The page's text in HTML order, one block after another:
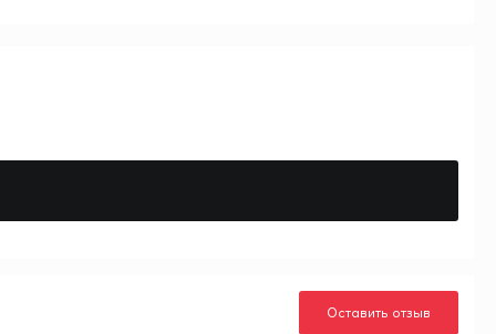
Оставить отзыв